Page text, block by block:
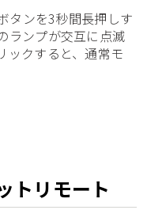
タンを3秒間長押しす
ランプが交互に点滅
ックすると、通常モ
トリモート